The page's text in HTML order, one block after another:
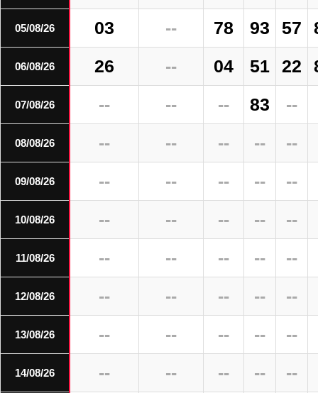
05/08/26 03 -- 78 93 57
06/08/26 26 -- 04 51 22
07/08/26 -- -- -- 83 --
08/08/26 -- -- -- -- --
09/08/26 -- -- -- -- --
10/08/26 -- -- -- -- --
11/08/26 -- -- -- -- --
12/08/26 -- -- -- -- --
13/08/26 -- -- -- -- --
14/08/26 -- -- -- -- --